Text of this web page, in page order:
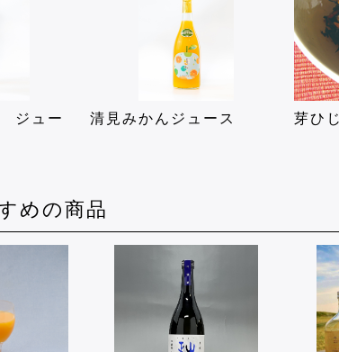
ジュー
清見みかんジュース 芽ひ
めの商品